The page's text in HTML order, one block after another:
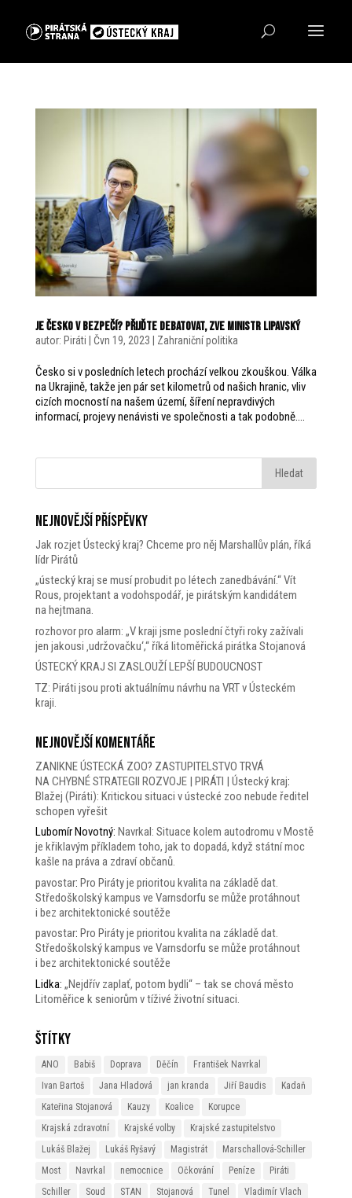
Je Česko v bezpečí? Přijďte debatovat, zve ministr Lipavský
autor: Piráti Čvn 19, 2023 Zahraniční politika
Česko si v posledních letech prochází velkou zkouškou. Válka
na Ukrajině, takže jen pár set kilometrů od našich hranic, vliv
cizích mocností na našem území, šíření nepravdivých
informací, projevy nenávisti ve společnosti a tak podobně....
Nejnovější příspěvky
Jak rozjet Ústecký kraj? Chceme pro něj Marshallův plán, říká
lídr Pirátů
„ústecký kraj se musí probudit po létech zanedbávání.“ Vít
Rous, projektant a vodohspodář, je pirátským kandidátem
na hejtmana.
rozhovor pro alarm: „V kraji jsme poslední čtyři roky zažívali
jen jakousi ‚udržovačku‘,“ říká litoměřická pirátka Stojanová
ÚSTECKÝ KRAJ SI ZASLOUŽÍ LEPŠÍ BUDOUCNOST
TZ: Piráti jsou proti aktuálnímu návrhu na VRT v Ústeckém
kraji.
Nejnovější komentáře
ZANIKNE ÚSTECKÁ ZOO? ZASTUPITELSTVO TRVÁ
NA CHYBNÉ STRATEGII ROZVOJE | PIRÁTI | Ústecký kraj:
Blažej (Piráti): Kritickou situaci v ústecké zoo nebude ředitel
schopen vyřešit
Lubomír Novotný: Navrkal: Situace kolem autodromu v Mostě
je křiklavým příkladem toho, jak to dopadá, když státní moc
kašle na práva a zdraví občanů.
pavostar: Pro Piráty je prioritou kvalita na základě dat.
Středoškolský kampus ve Varnsdorfu se může protáhnout
i bez architektonické soutěže
pavostar: Pro Piráty je prioritou kvalita na základě dat.
Středoškolský kampus ve Varnsdorfu se může protáhnout
i bez architektonické soutěže
Lidka: „Nejdřív zaplať, potom bydli“ – tak se chová město
Litoměřice k seniorům v tíživé životní situaci.
Štítky
ANO Babiš Doprava Děčín
František Navrkal
Ivan Bartoš
Jana Hladová jan kranda Jiří Baudis
Kadaň
Kateřina Stojanová
Kauzy Koalice
Korupce
Krajská zdravotní
Krajské volby
Krajské zastupitelstvo
Lukáš Blažej
Lukáš Ryšavý Magistrát
Marschallová-Schiller
Most
Navrkal nemocnice Očkování Peníze
Piráti
Schiller
Soud STAN Stojanová Tunel
Vladimír Vlach